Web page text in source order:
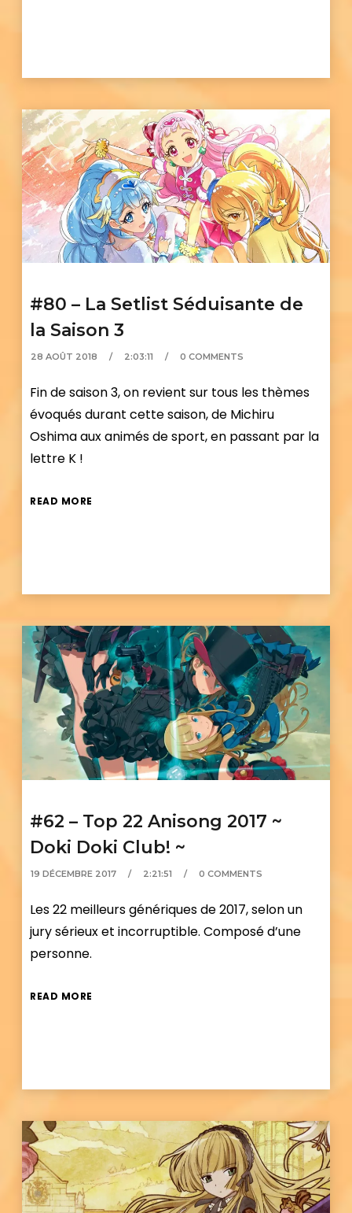
#80 – La Setlist Séduisante de
la Saison 3
28 AOÛT 2018 2:03:11 0 COMMENTS
Fin de saison 3, on revient sur tous les thèmes
évoqués durant cette saison, de Michiru
Oshima aux animés de sport, en passant par la
lettre K !
READ MORE
#62 – Top 22 Anisong 2017 ~
Doki Doki Club! ~
19 DÉCEMBRE 2017 2:21:51 0 COMMENTS
Les 22 meilleurs génériques de 2017, selon un
jury sérieux et incorruptible. Composé d’une
personne.
READ MORE